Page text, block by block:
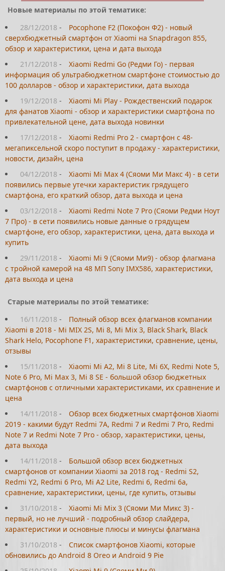
Новые материалы по этой тематике:
28/12/2018 -
Pocophone F2 (Покофон Ф2) - новый
сверхбюджетный смартфон от Xiaomi на Snapdragon 855,
обзор и характеристики, цена и дата выхода
21/12/2018 -
Xiaomi Redmi Go (Редми Го) - первая
информация об ультрабюджетном смартфоне стоимостью до
100 долларов - обзор и характеристики, дата выхода
19/12/2018 -
Xiaomi Mi Play - Рождественский подарок
для фанатов Xiaomi - обзор и характеристики смартфона по
привлекательной цене, дата выхода новинки
17/12/2018 -
Xiaomi Redmi Pro 2 - смартфон с 48-
мегапиксельной скоро поступит в продажу - характеристики,
новости, дизайн, цена
04/12/2018 -
Xiaomi Mi Max 4 (Сяоми Ми Макс 4) - в сети
появились первые утечки характеристик грядущего
смартфона, его краткий обзор, дата выхода и цена
03/12/2018 -
Xiaomi Redmi Note 7 Pro (Сяоми Редми Ноут
7 Про) - в сети появились новые данные о грядущем
смартфоне, его обзор, характеристики, цена, дата выхода и
купить
29/11/2018 -
Xiaomi Mi 9 (Сяоми Ми9) - обзор флагмана
с тройной камерой на 48 МП Sony IMX586, характеристики,
дата выхода и цена
Старые материалы по этой тематике:
16/11/2018 -
Полный обзор всех флагманов компании
Xiaomi в 2018 - Mi MIX 2S, Mi 8, Mi Mix 3, Black Shark, Black
Shark Helo, Pocophone F1, характеристики, сравнение, цены,
отзывы
15/11/2018 -
Xiaomi Mi A2, Mi 8 Lite, Mi 6X, Redmi Note 5,
Note 6 Pro, Mi Max 3, Mi 8 SE - большой обзор бюджетных
смартфонов с отличными характеристиками, их сравнение и
цена
14/11/2018 -
Обзор всех бюджетных смартфонов Xiaomi
2019 - какими будут Redmi 7A, Redmi 7 и Redmi 7 Pro, Redmi
Note 7 и Redmi Note 7 Pro - обзор, характеристики, цены,
дата выхода
14/11/2018 -
Большой обзор всех бюджетных
смартфонов от компании Xiaomi за 2018 год - Redmi S2,
Redmi Y2, Redmi 6 Pro, Mi A2 Lite, Redmi 6, Redmi 6a,
сравнение, характеристики, цены, где купить, отзывы
31/10/2018 -
Xiaomi Mi Mix 3 (Сяоми Ми Микс 3) -
первый, но не лучший - подробный обзор слайдера,
характеристики и основные плюсы и минусы флагмана
31/10/2018 -
Список смартфонов Xiaomi, которые
обновились до Android 8 Oreo и Android 9 Pie